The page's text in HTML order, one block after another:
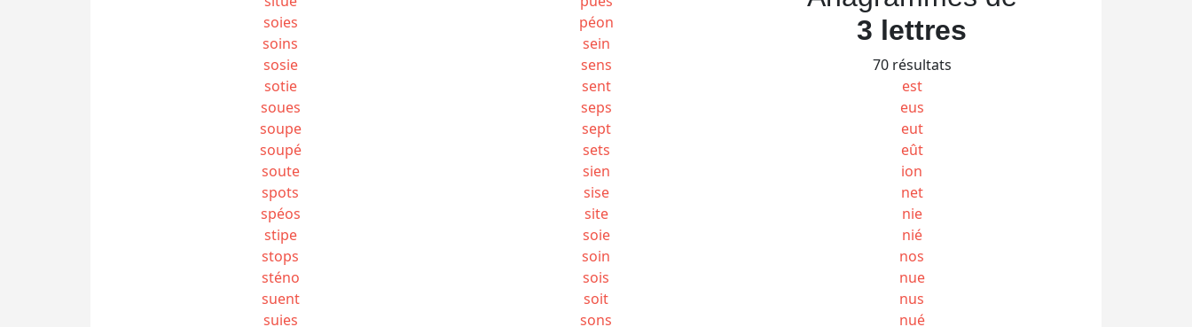
soies
soins
sosie
sotie
soues
soupe
soupé
soute
spots
spéos
stipe
stops
sténo
suent
suies
péon
sein
sens
sent
seps
sept
sets
sien
sise
site
soie
soin
sois
soit
sons
3 lettres
70 résultats
est
eus
eut
eût
ion
net
nie
nié
nos
nue
nus
nué